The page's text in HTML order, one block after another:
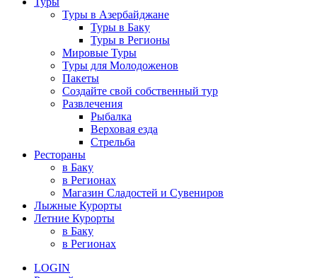
Туры в Азербайджане
Туры в Баку
Туры в Регионы
Мировые Туры
Туры для Молодоженов
Пакеты
Создайте свой собственный тур
Развлечения
Рыбалка
Верховая езда
Стрельба
Рестораны
в Баку
в Регионах
Магазин Сладостей и Сувениров
Лыжные Курорты
Летние Курорты
в Баку
в Регионах
LOGIN